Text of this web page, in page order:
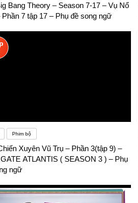
Bang Theory – Season 7-17 – Vụ Nổ
Phần 7 tập 17 – Phụ đề song ngữ
Phim bộ
Xuyên Vũ Trụ – Phần 3(tập 9) –
ATLANTIS ( SEASON 3 ) – Phụ
ngữ